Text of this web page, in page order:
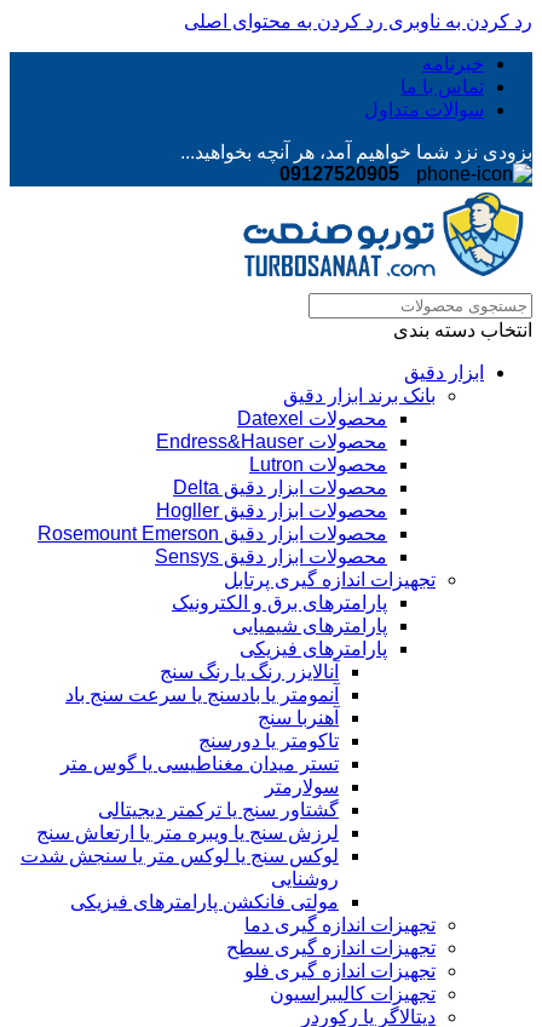
رد کردن به ناوبری رد کردن به محتوای اصلی
خبرنامه
تماس با ما
سوالات متداول
بزودی نزد شما خواهیم آمد، هر آنچه بخواهید...
09127520905
انتخاب دسته بندی
ابزار دقیق
بانک برند ابزار دقیق
محصولات Datexel
محصولات Endress&Hauser
محصولات Lutron
محصولات ابزار دقیق Delta
محصولات ابزار دقیق Hogller
محصولات ابزار دقیق Rosemount Emerson
محصولات ابزار دقیق Sensys
تجهیزات اندازه گیری پرتابل
پارامترهای برق و الکترونیک
پارامترهای شیمیایی
پارامترهای فیزیکی
آنالایزر رنگ یا رنگ سنج
آنمومتر یا بادسنج یا سرعت سنج باد
آهنربا سنج
تاکومتر یا دورسنج
تستر میدان مغناطیسی یا گوس متر
سولارمتر
گشتاور سنج یا ترکمتر دیجیتالی
لرزش سنج یا ویبره متر یا ارتعاش سنج
لوکس سنج یا لوکس متر یا سنجش شدت
روشنایی
مولتی فانکشن پارامترهای فیزیکی
تجهیزات اندازه گیری دما
تجهیزات اندازه گیری سطح
تجهیزات اندازه گیری فلو
تجهیزات کالیبراسیون
دیتالاگر یا رکوردر